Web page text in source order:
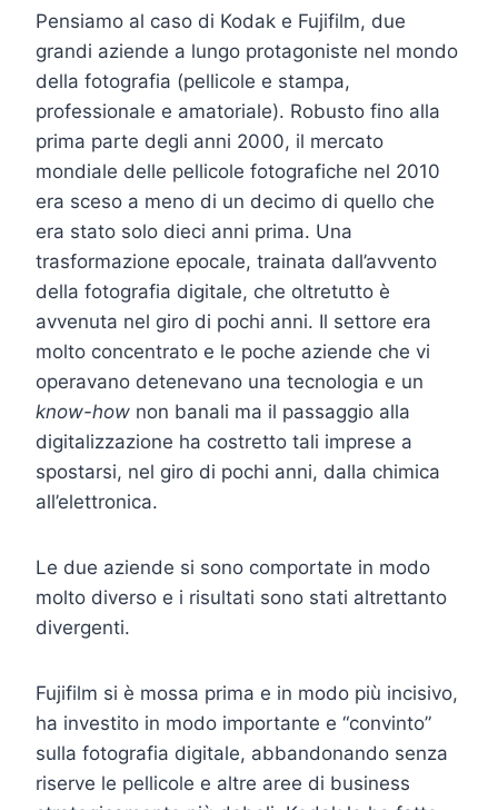
Pensiamo al caso di Kodak e Fujifilm, due
grandi aziende a lungo protagoniste nel mondo
della fotografia (pellicole e stampa,
professionale e amatoriale). Robusto fino alla
prima parte degli anni 2000, il mercato
mondiale delle pellicole fotografiche nel 2010
era sceso a meno di un decimo di quello che
era stato solo dieci anni prima. Una
trasformazione epocale, trainata dall’avvento
della fotografia digitale, che oltretutto è
avvenuta nel giro di pochi anni. Il settore era
molto concentrato e le poche aziende che vi
operavano detenevano una tecnologia e un
know-how non banali ma il passaggio alla
digitalizzazione ha costretto tali imprese a
spostarsi, nel giro di pochi anni, dalla chimica
all’elettronica.
Le due aziende si sono comportate in modo
molto diverso e i risultati sono stati altrettanto
divergenti.
Fujifilm si è mossa prima e in modo più incisivo,
ha investito in modo importante e “convinto”
sulla fotografia digitale, abbandonando senza
riserve le pellicole e altre aree di business